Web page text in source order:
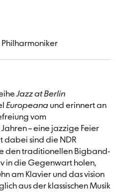
Jazz at Berlin
Europeana und erinnert an
vom
– eine jazzige Feier
dabei sind die NDR
den traditionellen Bigband-
in die Gegenwart holen,
am Klavier und das vision
aus der klassischen Musik